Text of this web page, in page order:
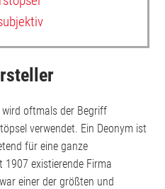
oftmals der Begriff
verwendet. Ein Deonym ist
für eine ganze
1907 existierende Firma
einer der größten und